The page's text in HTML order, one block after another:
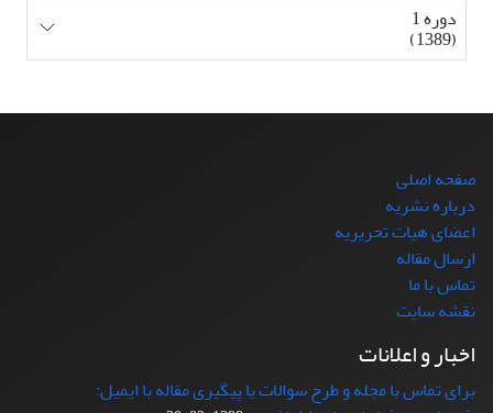
دوره 1
(1389)
صفحه اصلی
درباره نشریه
اعضای هیات تحریریه
ارسال مقاله
تماس با ما
نقشه سایت
اخبار و اعلانات
برای تماس با مجله و طرح سوالات یا پیگیری مقاله با ایمیل: